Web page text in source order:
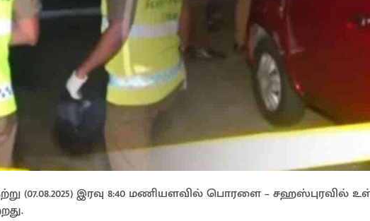
(07.08.2025) இரவு 8:40 மணியளவில் பொரளை – சஹஸ்புரவில்